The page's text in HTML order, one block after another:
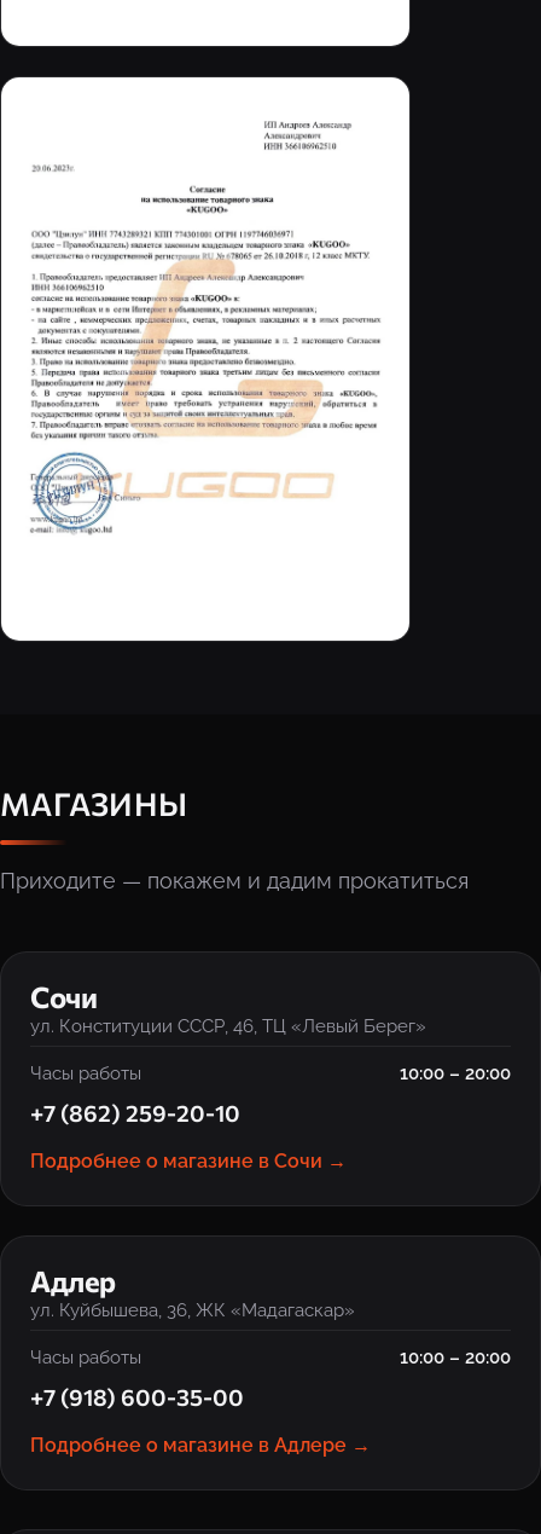
МАГАЗИНЫ
Приходите — покажем и дадим прокатиться
‹ ›
Сочи
ул. Конституции СССР, 46, ТЦ «Левый Берег»
Часы работы 10:00 – 20:00
+7 (862) 259-20-10
Подробнее о магазине в Сочи →
‹ ›
Адлер
ул. Куйбышева, 36, ЖК «Мадагаскар»
Часы работы 10:00 – 20:00
+7 (918) 600-35-00
Подробнее о магазине в Адлере →